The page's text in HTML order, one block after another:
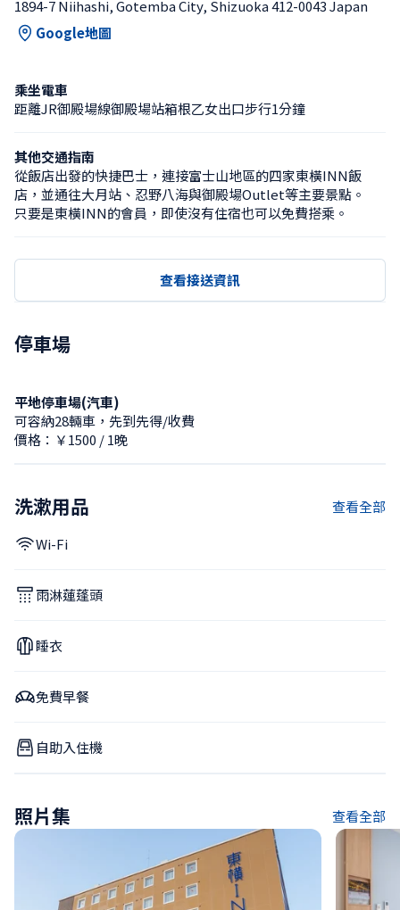
1894-7 Niihashi, Gotemba City, Shizuoka 412-0043 Japan
Google地圖
乘坐電車
距離JR御殿場線御殿場站箱根乙女出口步行1分鐘
其他交通指南
從飯店出發的快捷巴士，連接富士山地區的四家東橫INN飯
店，並通往大月站、忍野八海與御殿場Outlet等主要景點。
只要是東橫INN的會員，即使沒有住宿也可以免費搭乘。
查看接送資訊
停車場
平地停車場(汽車)
可容納28輛車，先到先得/收費
價格：￥1500 / 1晚
洗漱用品 查看全部
Wi-Fi
雨淋蓮蓬頭
睡衣
免費早餐
自助入住機
照片集 查看全部